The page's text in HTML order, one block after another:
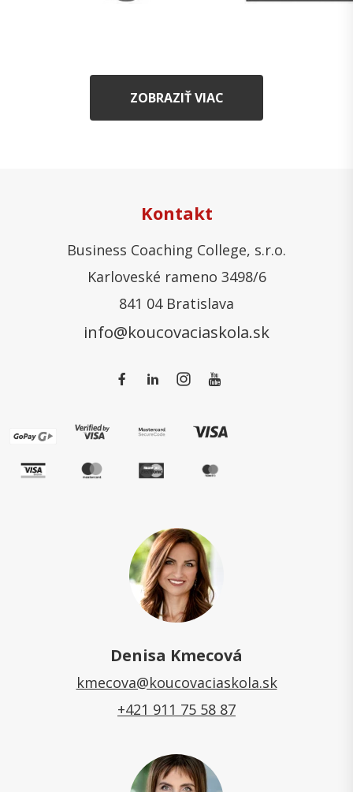
ZOBRAZIŤ VIAC
Kontakt
Business Coaching College, s.r.o.
Karloveské rameno 3498/6
841 04 Bratislava
info@koucovaciaskola.sk
Denisa Kmecová
kmecova@koucovaciaskola.sk
+421 911 75 58 87